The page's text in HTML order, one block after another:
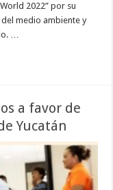
2022” por su
medio ambiente y
…
a favor de
Yucatán